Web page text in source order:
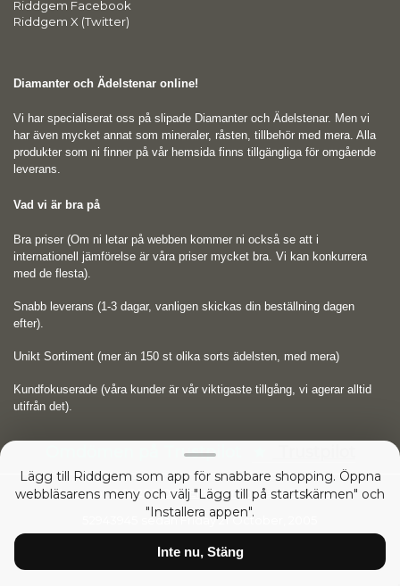
Riddgem Facebook
Riddgem X (Twitter)
Diamanter och Ädelstenar online!
Vi har specialiserat oss på slipade Diamanter och Ädelstenar. Men vi
har även mycket annat som mineraler, råsten, tillbehör med mera. Alla
produkter som ni finner på vår hemsida finns tillgängliga för omgående
leverans.
Vad vi är bra på
Bra priser (Om ni letar på webben kommer ni också se att i
internationell jämförelse är våra priser mycket bra. Vi kan konkurrera
med de flesta).
Snabb leverans (1-3 dagar, vanligen skickas din beställning dagen
efter).
Unikt Sortiment (mer än 150 st olika sorts ädelsten, med mera)
Kundfokuserade (våra kunder är vår viktigaste tillgång, vi agerar alltid
utifrån det).
Omdömen på Trustpilot
Copyright © 2026RIDDGEM Diamonds and Gemstones
52943945 sedanFriday 21 October, 2005
Lägg till Riddgem som app för snabbare shopping. Öppna
webbläsarens meny och välj "Lägg till på startskärmen" och
"Installera appen".
Inte nu, Stäng